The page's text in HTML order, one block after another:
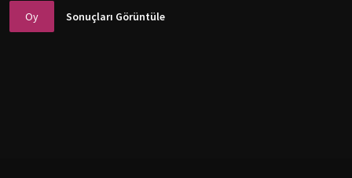
Oy Sonuçları Görüntüle